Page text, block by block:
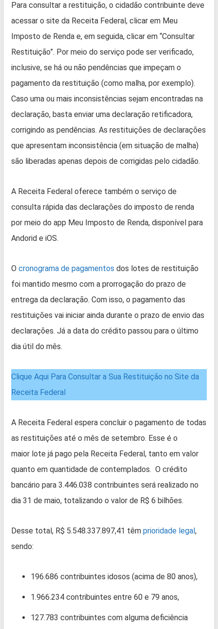
Para consultar a restituição, o cidadão contribuinte deve
acessar o site da Receita Federal, clicar em Meu
Imposto de Renda e, em seguida, clicar em “Consultar
Restituição”. Por meio do serviço pode ser verificado,
inclusive, se há ou não pendências que impeçam o
pagamento da restituição (como malha, por exemplo).
Caso uma ou mais inconsistências sejam encontradas na
declaração, basta enviar uma declaração retificadora,
corrigindo as pendências. As restituições de declarações
que apresentam inconsistência (em situação de malha)
são liberadas apenas depois de corrigidas pelo cidadão.
A Receita Federal oferece também o serviço de
consulta rápida das declarações do imposto de renda
por meio do app Meu Imposto de Renda, disponível para
Andorid e iOS.
O cronograma de pagamentos dos lotes de restituição
foi mantido mesmo com a prorrogação do prazo de
entrega da declaração. Com isso, o pagamento das
restituições vai iniciar ainda durante o prazo de envio das
declarações. Já a data do crédito passou para o último
dia útil do mês.
Clique Aqui Para Consultar a Sua Restituição no Site da
Receita Federal
A Receita Federal espera concluir o pagamento de todas
as restituições até o mês de setembro. Esse é o
maior lote já pago pela Receita Federal, tanto em valor
quanto em quantidade de contemplados. O crédito
bancário para 3.446.038 contribuintes será realizado no
dia 31 de maio, totalizando o valor de R$ 6 bilhões.
Desse total, R$ 5.548.337.897,41 têm prioridade legal ,
sendo:
196.686 contribuintes idosos (acima de 80 anos),
1.966.234 contribuintes entre 60 e 79 anos,
127.783 contribuintes com alguma deficiência